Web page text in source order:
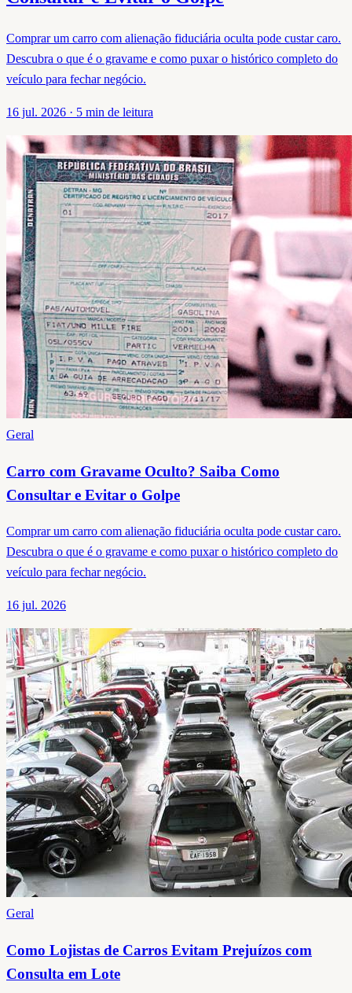
Comprar um carro com alienação fiduciária oculta pode custar caro.
Descubra o que é o gravame e como puxar o histórico completo do
veículo para fechar negócio.
16 jul. 2026 · 5 min de leitura
Geral
Carro com Gravame Oculto? Saiba Como
Consultar e Evitar o Golpe
Comprar um carro com alienação fiduciária oculta pode custar caro.
Descubra o que é o gravame e como puxar o histórico completo do
veículo para fechar negócio.
16 jul. 2026
Geral
Como Lojistas de Carros Evitam Prejuízos com
Consulta em Lote